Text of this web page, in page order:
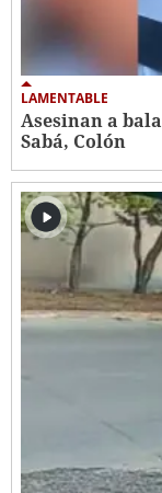
LAMENTABLE
Asesinan a
Sabá, Colón